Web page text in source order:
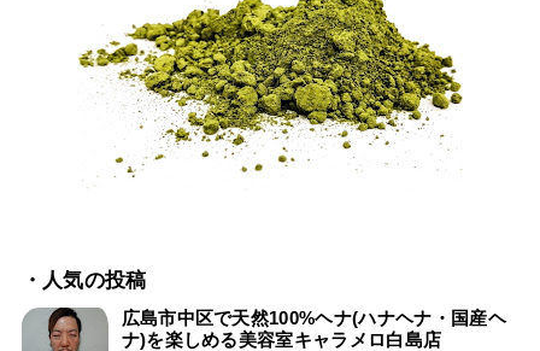
・人気の投稿
広島市中区で天然100%ヘナ(ハナヘナ・国産ヘ
ナ)を楽しめる美容室キャラメロ白島店